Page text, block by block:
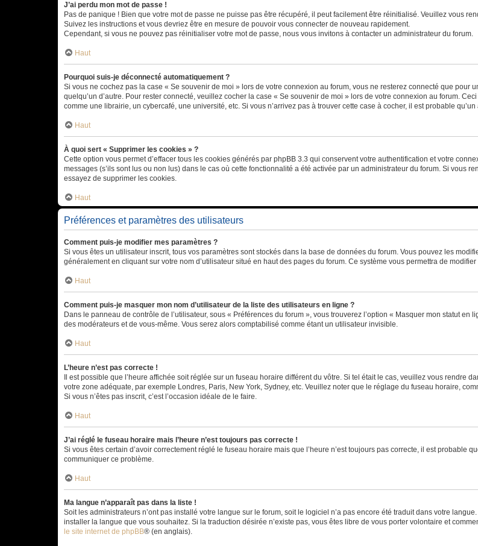
J’ai perdu mon mot de passe !
Pas de panique ! Bien que votre mot de passe ne puisse pas être récupéré, il peut facilement être réinitialisé. Veuillez vous
Suivez les instructions et vous devriez être en mesure de pouvoir vous connecter de nouveau rapidement.
Cependant, si vous ne pouvez pas réinitialiser votre mot de passe, nous vous invitons à contacter un administrateur du forum.
Haut
Pourquoi suis-je déconnecté automatiquement ?
Si vous ne cochez pas la case « Se souvenir de moi » lors de votre connexion au forum, vous ne resterez connecté que pour
quelqu’un d’autre. Pour rester connecté, veuillez cocher la case « Se souvenir de moi » lors de votre connexion au forum.
comme une librairie, un cybercafé, une université, etc. Si vous n’arrivez pas à trouver cette case à cocher, il est probable
Haut
À quoi sert « Supprimer les cookies » ?
Cette option vous permet d’effacer tous les cookies générés par phpBB 3.3 qui conservent votre authentification et votre
messages (s’ils sont lus ou non lus) dans le cas où cette fonctionnalité a été activée par un administrateur du forum. Si vous
essayez de supprimer les cookies.
Haut
Préférences et paramètres des utilisateurs
Comment puis-je modifier mes paramètres ?
Si vous êtes un utilisateur inscrit, tous vos paramètres sont stockés dans la base de données du forum. Vous pouvez les
généralement en cliquant sur votre nom d’utilisateur situé en haut des pages du forum. Ce système vous permettra de
Haut
Comment puis-je masquer mon nom d’utilisateur de la liste des utilisateurs en ligne ?
Dans le panneau de contrôle de l’utilisateur, sous « Préférences du forum », vous trouverez l’option « Masquer mon statut
des modérateurs et de vous-même. Vous serez alors comptabilisé comme étant un utilisateur invisible.
Haut
L’heure n’est pas correcte !
Il est possible que l’heure affichée soit réglée sur un fuseau horaire différent du vôtre. Si tel était le cas, veuillez vous rendre
votre zone adéquate, par exemple Londres, Paris, New York, Sydney, etc. Veuillez noter que le réglage du fuseau horaire,
Si vous n’êtes pas inscrit, c’est l’occasion idéale de le faire.
Haut
J’ai réglé le fuseau horaire mais l’heure n’est toujours pas correcte !
Si vous êtes certain d’avoir correctement réglé le fuseau horaire mais que l’heure n’est toujours pas correcte, il est probable
communiquer ce problème.
Haut
Ma langue n’apparaît pas dans la liste !
Soit les administrateurs n’ont pas installé votre langue sur le forum, soit le logiciel n’a pas encore été traduit dans votre
installer la langue que vous souhaitez. Si la traduction désirée n’existe pas, vous êtes libre de vous porter volontaire et
le site internet de phpBB® (en anglais).